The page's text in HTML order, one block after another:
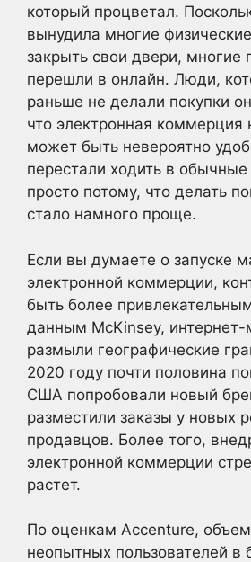
который процветал.
вынудила многие
закрыть свои двери, многие
перешли в онлайн. Люди,
раньше не делали покупки
что электронная
может быть невероятно
перестали ходить в
просто потому, что делать
стало намного проще.
Если вы думаете о запуске
электронной коммерции,
быть более
данным McKinsey, интернет-
размыли географические
2020 году почти половина
США попробовали новый
разместили заказы у новых
продавцов. Более того,
электронной коммерции
растет.
По оценкам Accenture,
неопытных пользователей в